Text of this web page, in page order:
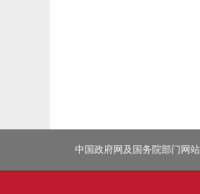
中国政府网及国务院部门网站